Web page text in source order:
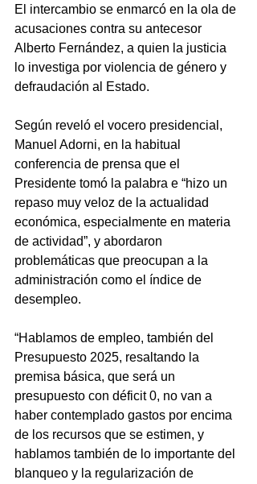
El intercambio se enmarcó en la ola de
acusaciones contra su antecesor
Alberto Fernández, a quien la justicia
lo investiga por violencia de género y
defraudación al Estado.
Según reveló el vocero presidencial,
Manuel Adorni, en la habitual
conferencia de prensa que el
Presidente tomó la palabra e “hizo un
repaso muy veloz de la actualidad
económica, especialmente en materia
de actividad”, y abordaron
problemáticas que preocupan a la
administración como el índice de
desempleo.
“Hablamos de empleo, también del
Presupuesto 2025, resaltando la
premisa básica, que será un
presupuesto con déficit 0, no van a
haber contemplado gastos por encima
de los recursos que se estimen, y
hablamos también de lo importante del
blanqueo y la regularización de